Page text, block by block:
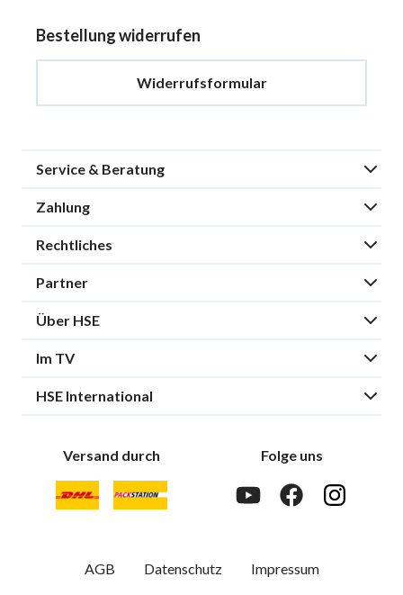
Bestellung widerrufen
Widerrufsformular
Service & Beratung
Zahlung
Rechtliches
Partner
Über HSE
Im TV
HSE International
Versand durch Folge uns
AGB Datenschutz Impressum